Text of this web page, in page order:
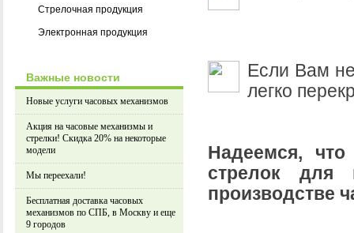
Стрелочная продукция
Электронная продукция
Важные новости
Новые услуги часовых механизмов
Акция на часовые механизмы и
стрелки! Скидка 20% на некоторые
модели
Мы переехали!
Бесплатная доставка часовых
механизмов по СПБ, в Москву и еще
9 городов
Если Вам
легко
Надеемся,
стрелок для
производстве